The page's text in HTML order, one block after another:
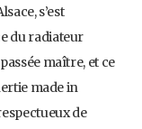
s’est
du radiateur
maître, et ce
made in
de